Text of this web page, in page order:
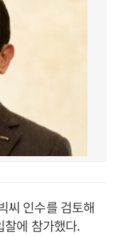
씨 인수를 검토해
찰에 참가했다.